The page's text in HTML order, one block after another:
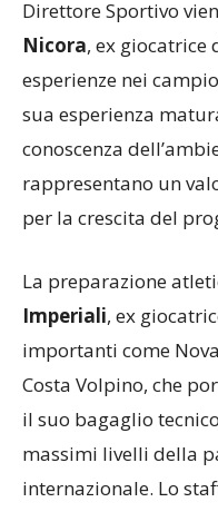
Direttore Sportivo
, ex
esperienze nei
sua esperienza
conoscenza
rappresentano un
per la crescita del
La preparazione
Imperiali
, ex
importanti come
Costa Volpino, che
il suo bagaglio
massimi livelli della